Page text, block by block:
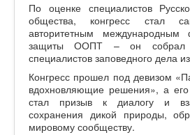
По оценке специалистов
общества, конгресс стал
авторитетным
защиты ООПТ – он собрал
специалистов заповедного дела
Конгресс прошел под девизом
вдохновляющие решения», а
стал призыв к диалогу и
сохранения дикой природы,
мировому сообществу.